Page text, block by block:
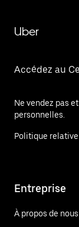
Uber
Accédez au
Ne vendez pas
personnelles.
Politique
Entreprise
À propos de nous